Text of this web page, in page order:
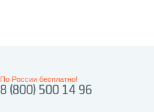
8 (800) 500 14 96
По России бесплатно!